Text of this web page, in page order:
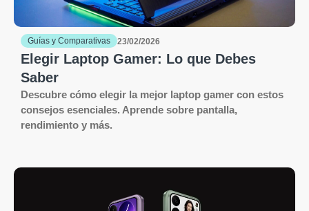
Guías y Comparativas 23/02/2026
Elegir Laptop Gamer: Lo que Debes
Saber
Descubre cómo elegir la mejor laptop gamer con estos
consejos esenciales. Aprende sobre pantalla,
rendimiento y más.